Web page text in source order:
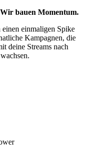
Wir bauen Momentum.
einmaligen Spike
Kampagnen, die
deine Streams nach